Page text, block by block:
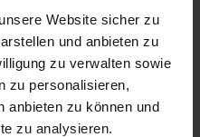
Website sicher zu
und anbieten zu
zu verwalten sowie
zu personalisieren,
anbieten zu können und
zu analysieren.